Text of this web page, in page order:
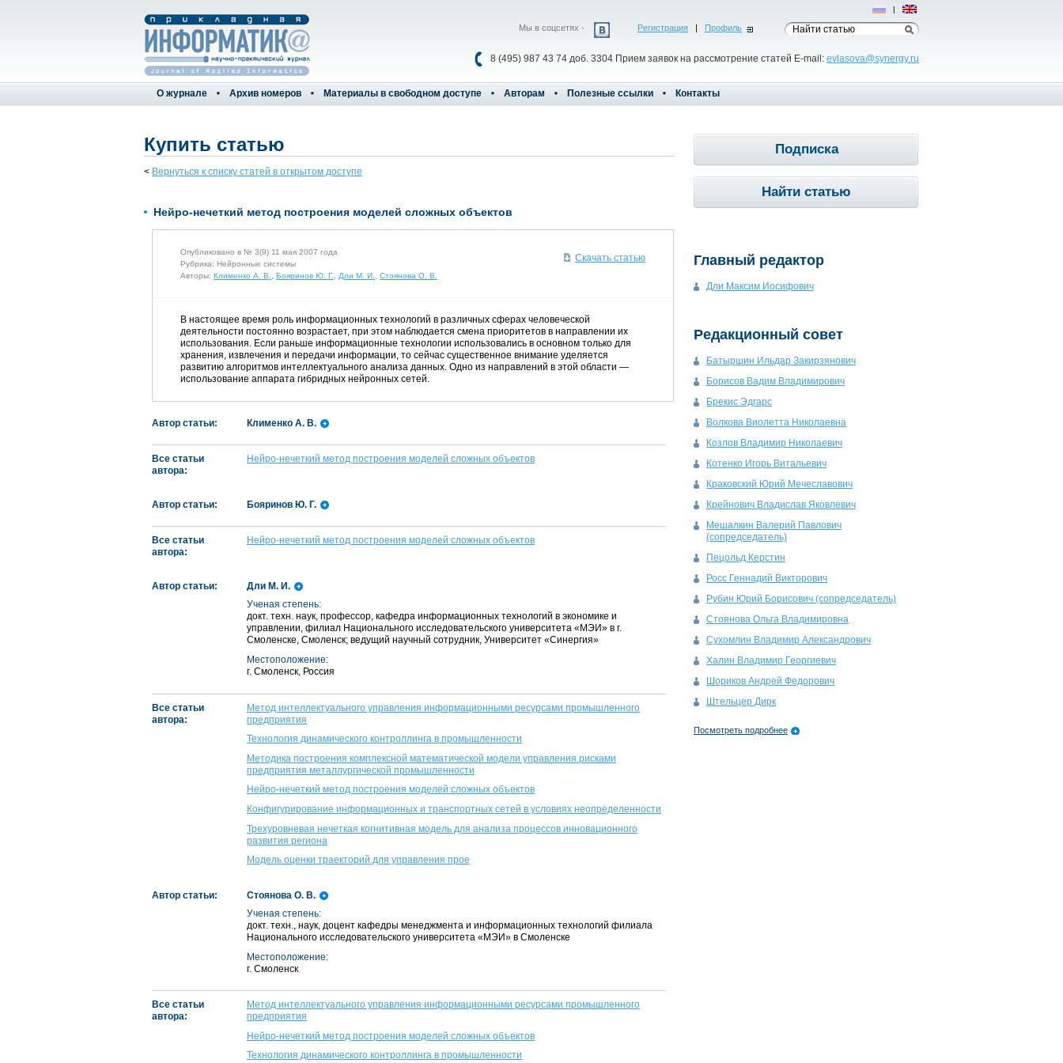
Регистрация | Профиль
8 (495) 987 43 74 доб. 3304 Прием заявок на рассмотрение статей E-mail: evlasova@synergy.ru
Мы в соцсетях -
Рус | Eng
О журнале Архив номеров Материалы в свободном доступе Авторам Полезные ссылки Контакты
Купить статью
< Вернуться к списку статей в открытом доступе
Нейро-нечеткий метод построения моделей сложных объектов
Опубликовано в № 3(9) 11 мая 2007 года
Рубрика: Нейронные системы
Авторы: Клименко А. В., Бояринов Ю. Г., Дли М. И., Стоянова О. В.
Скачать статью
В настоящее время роль информационных технологий в различных сферах человеческой
деятельности постоянно возрастает, при этом наблюдается смена приоритетов в направлении их
использования. Если раньше информационные технологии использовались в основном только для
хранения, извлечения и передачи информации, то сейчас существенное внимание уделяется
развитию алгоритмов интеллектуального анализа данных. Одно из направлений в этой области —
использование аппарата гибридных нейронных сетей.
Автор статьи: Клименко А. В.
Все статьи
автора:
Нейро-нечеткий метод построения моделей сложных объектов
Автор статьи: Бояринов Ю. Г.
Все статьи
автора:
Нейро-нечеткий метод построения моделей сложных объектов
Автор статьи:
Дли М. И.
Ученая степень:
докт. техн. наук, профессор, кафедра информационных технологий в экономике и
управлении, филиал Национального исследовательского университета «МЭИ» в г.
Смоленске, Смоленск; ведущий научный сотрудник, Университет «Синергия»
Местоположение:
г. Смоленск, Россия
Все статьи
автора:
Метод интеллектуального управления информационными ресурсами промышленного
предприятия
Технология динамического контроллинга в промышленности
Методика построения комплексной математической модели управления рисками
предприятия металлургической промышленности
Нейро-нечеткий метод построения моделей сложных объектов
Конфигурирование информационных и транспортных сетей в условиях неопределенности
Трехуровневая нечеткая когнитивная модель для анализа процессов инновационного
развития региона
Модель оценки траекторий для управления прое
Автор статьи:
Стоянова О. В.
Ученая степень:
докт. техн., наук, доцент кафедры менеджмента и информационных технологий филиала
Национального исследовательского университета «МЭИ» в Смоленске
Местоположение:
г. Смоленск
Все статьи
автора:
Метод интеллектуального управления информационными ресурсами промышленного
предприятия
Нейро-нечеткий метод построения моделей сложных объектов
Технология динамического контроллинга в промышленности
Подписка
Найти статью
Главный редактор
Дли Максим Иосифович
Редакционный совет
Батыршин Ильдар Закирзянович
Борисов Вадим Владимирович
Брекис Эдгарс
Волкова Виолетта Николаевна
Козлов Владимир Николаевич
Котенко Игорь Витальевич
Краковский Юрий Мечеславович
Крейнович Владислав Яковлевич
Мешалкин Валерий Павлович
(сопредседатель)
Пецольд Керстин
Росс Геннадий Викторович
Рубин Юрий Борисович (сопредседатель)
Стоянова Ольга Владимировна
Сухомлин Владимир Александрович
Халин Владимир Георгиевич
Шориков Андрей Федорович
Штельцер Дирк
Посмотреть подробнее